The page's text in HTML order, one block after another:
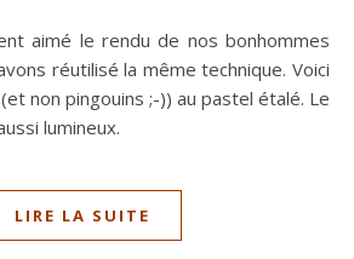
réutilisé la même technique. Voici
non pingouins ;-)) au pastel étalé. Le
lumineux.
LIRE LA SUITE